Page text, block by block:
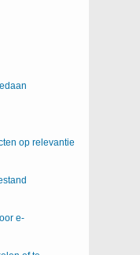
op relevantie
e-